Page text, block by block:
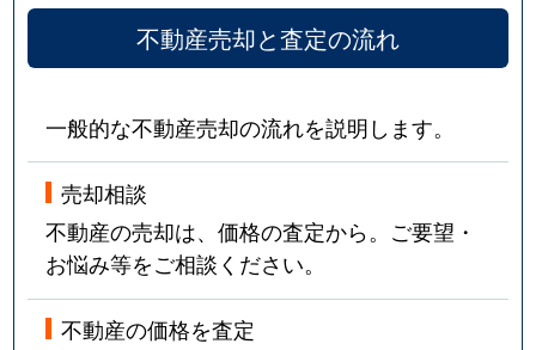
不動産売却と査定の流れ
一般的な不動産売却の流れを説明します。
売却相談
不動産の売却は、価格の査定から。ご要望・
お悩み等をご相談ください。
不動産の価格を査定